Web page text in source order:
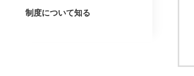
制度について知る